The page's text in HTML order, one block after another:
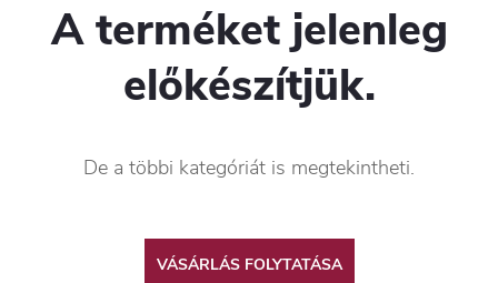
A terméket jelenleg
előkészítjük.
De a többi kategóriát is megtekintheti.
VÁSÁRLÁS FOLYTATÁSA